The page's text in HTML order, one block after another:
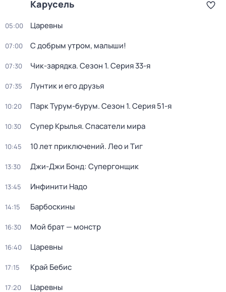
Карусель
05:00 Царевны
07:00 С добрым утром, малыши!
07:30 Чик-зарядка. Сезон 1. Серия 33-я
07:35 Лунтик и его друзья
10:20 Парк Турум-бурум. Сезон 1. Серия 51-я
10:30 Супер Крылья. Спасатели мира
10:45 10 лет приключений. Лео и Тиг
13:30 Джи-Джи Бонд: Супергонщик
13:45 Инфинити Надо
14:15 Барбоскины
16:30 Мой брат — монстр
16:40 Царевны
17:15 Край Бебис
17:20 Царевны